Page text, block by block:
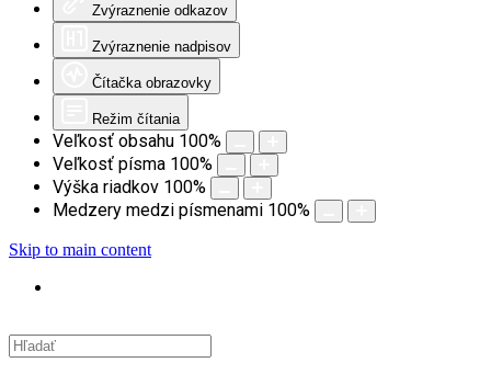
Zvýraznenie odkazov
Zvýraznenie nadpisov
Čítačka obrazovky
Režim čítania
Veľkosť obsahu 100%
Veľkosť písma 100%
Výška riadkov 100%
Medzery medzi písmenami 100%
Skip to main content